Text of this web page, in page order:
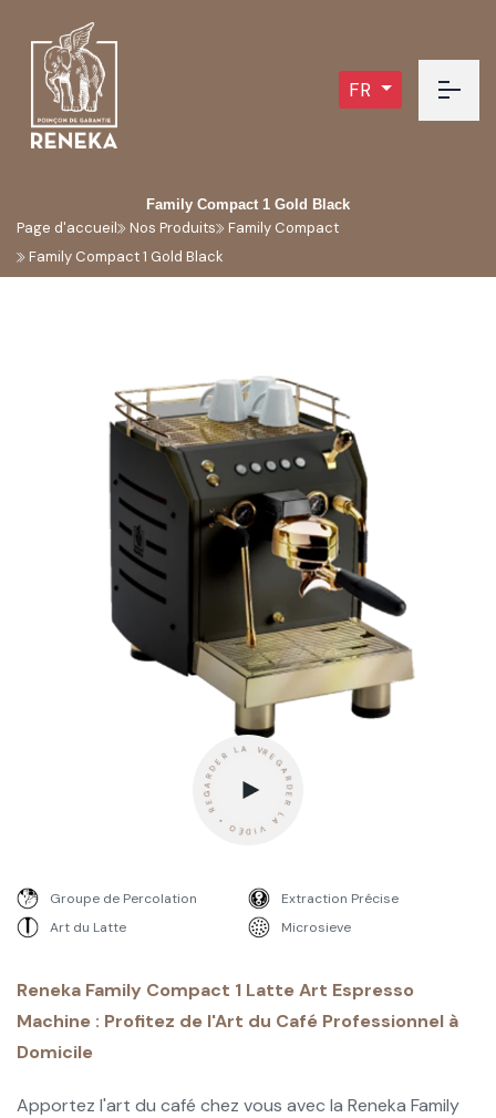
FR
Family Compact 1 Gold Black
Page d'accueil Nos Produits
Family Compact
Family Compact 1 Gold Black
REGARDER LA VIDÉO • REGARDER LA VIDÉO • REGARDER LA VIDÉO -
Groupe de Percolation
Extraction Précise
Art du Latte
Microsieve
Reneka Family Compact 1 Latte Art Espresso
Machine : Profitez de l'Art du Café Professionnel à
Domicile
Apportez l'art du café chez vous avec la Reneka Family